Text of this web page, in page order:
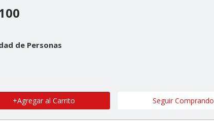
de Personas
+Agregar al Carrito Seguir Comprando